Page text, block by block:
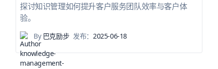
探讨知识管理如何提升客户服务团队效率与客户体
验。
By巴克励步 发布： 2025-06-18